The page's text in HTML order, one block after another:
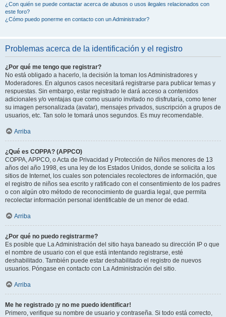
¿Con quién se puede contactar acerca de abusos o usos ilegales relacionados con
este foro?
¿Cómo puedo ponerme en contacto con un Administrador?
Problemas acerca de la identificación y el registro
¿Por qué me tengo que registrar?
No está obligado a hacerlo, la decisión la toman los Administradores y
Moderadores. En algunos casos necesitará registrarse para publicar temas y
respuestas. Sin embargo, estar registrado le dará acceso a contenidos
adicionales y/o ventajas que como usuario invitado no disfrutaría, como tener
su imagen personalizada (avatar), mensajes privados, suscripción a grupos de
usuarios, etc. Tan solo le tomará unos segundos. Es muy recomendable.
Arriba
¿Qué es COPPA? (APPCO)
COPPA, APPCO, o Acta de Privacidad y Protección de Niños menores de 13
años del año 1998, es una ley de los Estados Unidos, donde se solicita a los
sitios de Internet, los cuales son potenciales recolectores de información, que
el registro de niños sea escrito y ratificado con el consentimiento de los padres
o con algún otro método de reconocimiento de guardia legal, que permita
recolectar información personal identificable de un menor de edad.
Arriba
¿Por qué no puedo registrarme?
Es posible que La Administración del sitio haya baneado su dirección IP o que
el nombre de usuario con el que está intentando registrarse, esté
deshabilitado. También puede estar deshabilitado el registro de nuevos
usuarios. Póngase en contacto con La Administración del sitio.
Arriba
Me he registrado ¡y no me puedo identificar!
Primero, verifique su nombre de usuario y contraseña. Si todo está correcto,